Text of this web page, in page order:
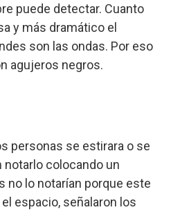
puede detectar. Cuanto
y más dramático el
son las ondas. Por eso
agujeros negros.
personas se estirara o se
notarlo colocando un
no lo notarían porque este
espacio, señalaron los